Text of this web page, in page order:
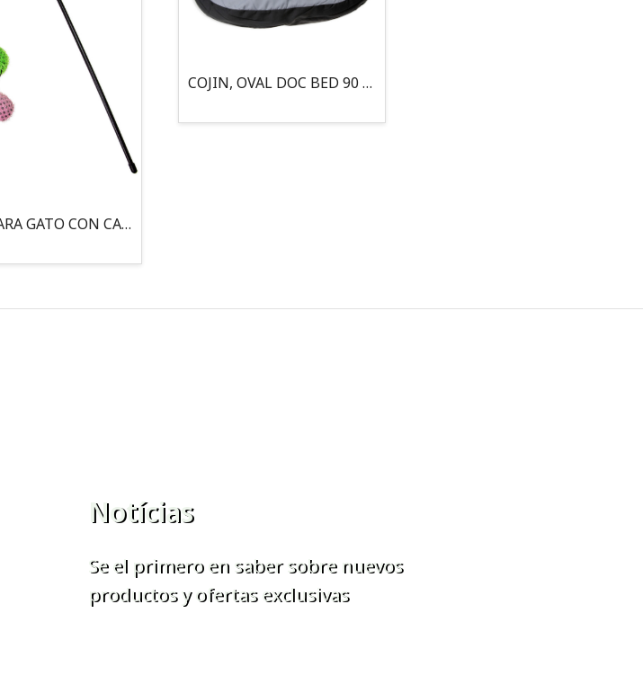
CAÑA PARA GATO CON CASCABEL, 3 PELOTAS CON CATNIP
COJIN, OVAL DOC BED 90 X 66 X 10CM GRIS/NEGRO, 95°
Notícias
Se el primero en saber sobre nuevos
productos y ofertas exclusivas